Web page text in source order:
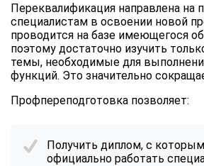
Переквалификация направлена на
специалистам в освоении новой
проводится на базе имеющегося
поэтому достаточно изучить
темы, необходимые для
функций. Это значительно
Профпереподготовка позволяет:
Получить диплом, с
официально работать